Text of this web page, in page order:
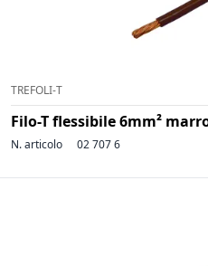
TREFOLI-T
Filo-T flessibile 6mm²
N. articolo 02 707 6